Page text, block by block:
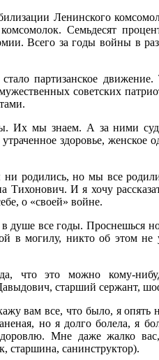
Ленинского
Семьдесят
Всего за годы войны в
партизанское
советских
Их мы знаем. А за ними
утраченное здоровье,
родились, но мы все
Тихонович. И я хочу
о «своей» войне.
душе все годы. Проснешься
в могилу, никто об этом
что это можно кому-
старший сержант,
вам все, что было, я
но я долго болела, я
Мне даже жалко
старшина, санинструктор).